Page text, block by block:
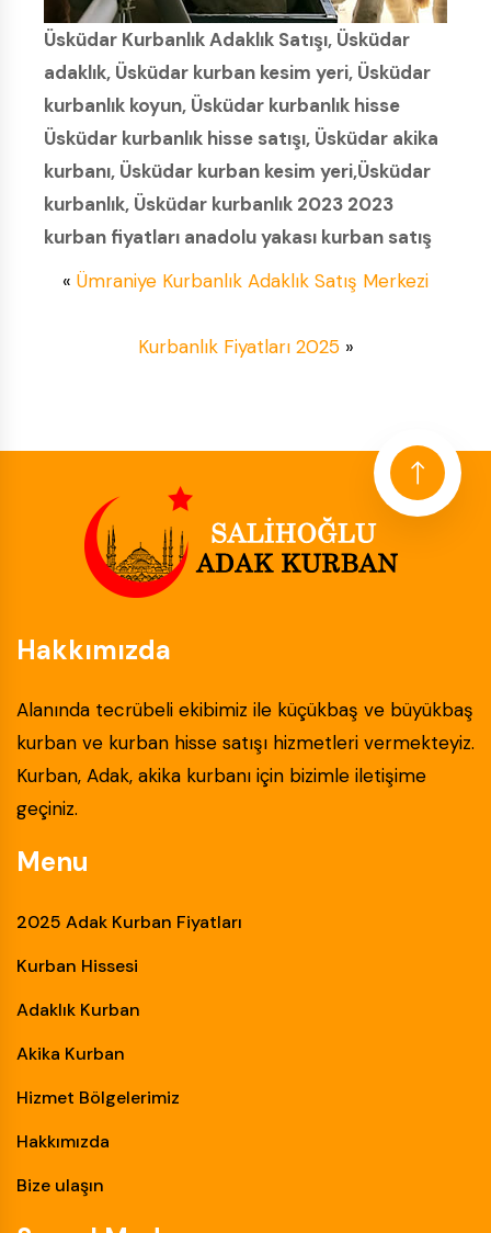
Üsküdar Kurbanlık Adaklık Satışı, Üsküdar
adaklık, Üsküdar kurban kesim yeri, Üsküdar
kurbanlık koyun, Üsküdar kurbanlık hisse
Üsküdar kurbanlık hisse satışı, Üsküdar akika
kurbanı, Üsküdar kurban kesim yeri,Üsküdar
kurbanlık, Üsküdar kurbanlık 2023 2023
kurban fiyatları anadolu yakası kurban satış
« Ümraniye Kurbanlık Adaklık Satış Merkezi
Kurbanlık Fiyatları 2025»
Hakkımızda
Alanında tecrübeli ekibimiz ile küçükbaş ve büyükbaş
kurban ve kurban hisse satışı hizmetleri vermekteyiz.
Kurban, Adak, akika kurbanı için bizimle iletişime
geçiniz.
Menu
2025 Adak Kurban Fiyatları
Kurban Hissesi
Adaklık Kurban
Akika Kurban
Hizmet Bölgelerimiz
Hakkımızda
Bize ulaşın